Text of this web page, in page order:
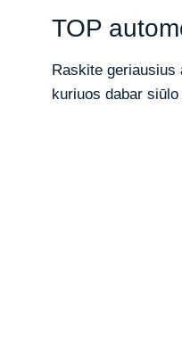
TOP
Raskite
kuriuos dabar